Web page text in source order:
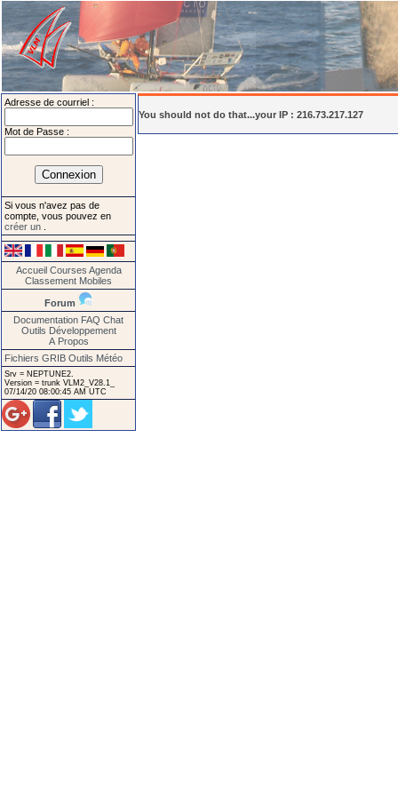
Adresse de courriel :
Mot de Passe :
Si vous n'avez pas de
compte, vous pouvez en
créer un
Accueil Courses Agenda
Classement Mobiles
Forum
Documentation FAQ Chat
Outils Développement
A Propos
Fichiers GRIB Outils Météo
Srv = NEPTUNE2.
Version = trunk VLM2_V28.1_
07/14/20 08:00:45 AM UTC
You should not do that...your IP : 216.73.217.127